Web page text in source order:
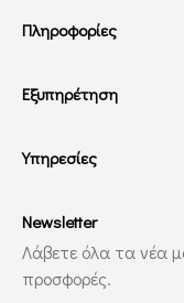
Πληροφορίες
Εξυπηρέτηση
Υπηρεσίες
Newsletter
Λάβετε όλα τα νέα
προσφορές.